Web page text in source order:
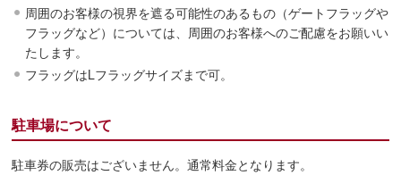
周囲のお客様の視界を遮る可能性のあるもの（ゲートフラッグや
フラッグなど）については、周囲のお客様へのご配慮をお願いい
たします。
フラッグはLフラッグサイズまで可。
駐車場について
駐車券の販売はございません。通常料金となります。